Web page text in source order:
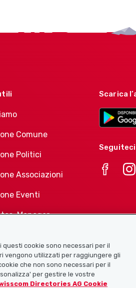
Comune
Politici
Associazioni
Eventi
Manager
Scarica
Seguiteci
cookie sono necessari per il
vengono utilizzati per raggiungere gli
che non sono necessari per il
per gestire le vostre
Directories AG Cookie